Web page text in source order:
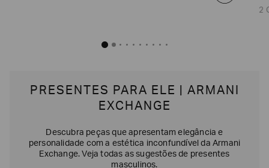
2
PRESENTES PARA ELE | ARMANI
EXCHANGE
Descubra peças que apresentam elegância e
personalidade com a estética inconfundível da Armani
Exchange. Veja todas as sugestões de presentes
masculinos.